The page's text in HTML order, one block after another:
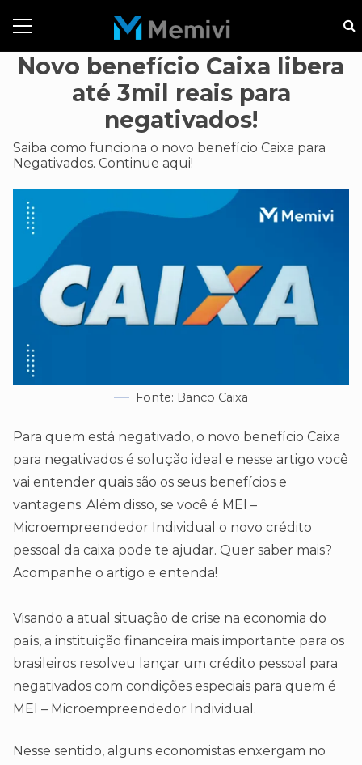
Novo benefício Caixa libera
até 3mil reais para
negativados!
Saiba como funciona o novo benefício Caixa para
Negativados. Continue aqui!
Fonte: Banco Caixa
Para quem está negativado, o novo benefício Caixa
para negativados é solução ideal e nesse artigo você
vai entender quais são os seus benefícios e
vantagens. Além disso, se você é MEI –
Microempreendedor Individual o novo crédito
pessoal da caixa pode te ajudar. Quer saber mais?
Acompanhe o artigo e entenda!
Visando a atual situação de crise na economia do
país, a instituição financeira mais importante para os
brasileiros resolveu lançar um crédito pessoal para
negativados com condições especiais para quem é
MEI – Microempreendedor Individual.
Nesse sentido, alguns economistas enxergam no